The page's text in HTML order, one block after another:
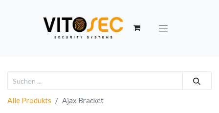
Alle Produkts Ajax Bracket